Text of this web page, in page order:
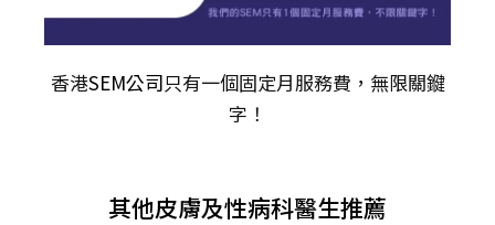
香港SEM公司只有一個固定月服務費，無限關𨫡
字！
其他皮膚及性病科醫生推薦